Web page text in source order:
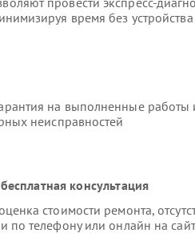
время без устройства
на выполненные работы
неисправностей
консультация
стоимости ремонта,
по телефону или онлайн на